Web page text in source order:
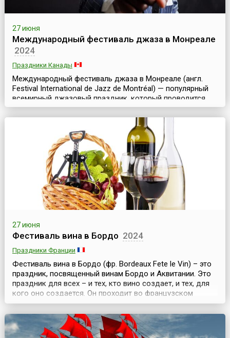
27 июня
Международный фестиваль джаза в Монреале
2024
Праздники Канады
Международный фестиваль джаза в Монреале (англ.
Festival International de Jazz de Montréal) — популярный
всемирный джазовый праздник, который проводится
ежегодно уже 40 лет. Этот знаменитый фестиваль
является важной достопримечательностью Монреаля —
старейшего из канадских городов. Расположенная на
берегу реки святого Лаврентия отлично
отреставрированная старая часть города, сохранившая
27 июня
Фестиваль вина в Бордо 2024
Праздники Франции
Фестиваль вина в Бордо (фр. Bordeaux Fete le Vin) – это
праздник, посвященный винам Бордо и Аквитании. Это
праздник для всех – и тех, кто вино создает, и тех, для
кого оно создается. Он проходит во французском
городе Бордо в июне и проводится, как правило, раз в
два года.Регион Бордо, уже давно известный своими
винами (тем более, что Франция во все века была
страной виноградников и отменного в...